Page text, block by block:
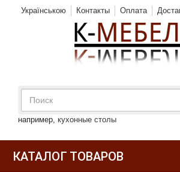
Українською Контакты Оплата
например, кухонные столы
КАТАЛОГ ТОВАРОВ